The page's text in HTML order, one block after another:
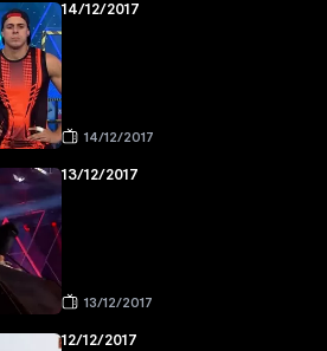
14/12/2017
14/12/2017
13/12/2017
13/12/2017
12/12/2017